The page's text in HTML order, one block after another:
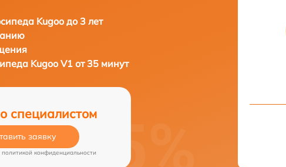
Kugoo до 3 лет
Kugoo V1 от 35 минут
специалистом
заявку
политикой конфиденциальности